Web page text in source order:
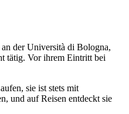
der Università di Bologna,
tätig. Vor ihrem Eintritt bei
sie ist stets mit
und auf Reisen entdeckt sie